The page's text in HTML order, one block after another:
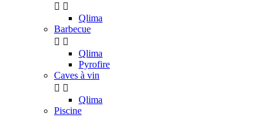
 
Qlima
Barbecue
 
Qlima
Pyrofire
Caves à vin
 
Qlima
Piscine